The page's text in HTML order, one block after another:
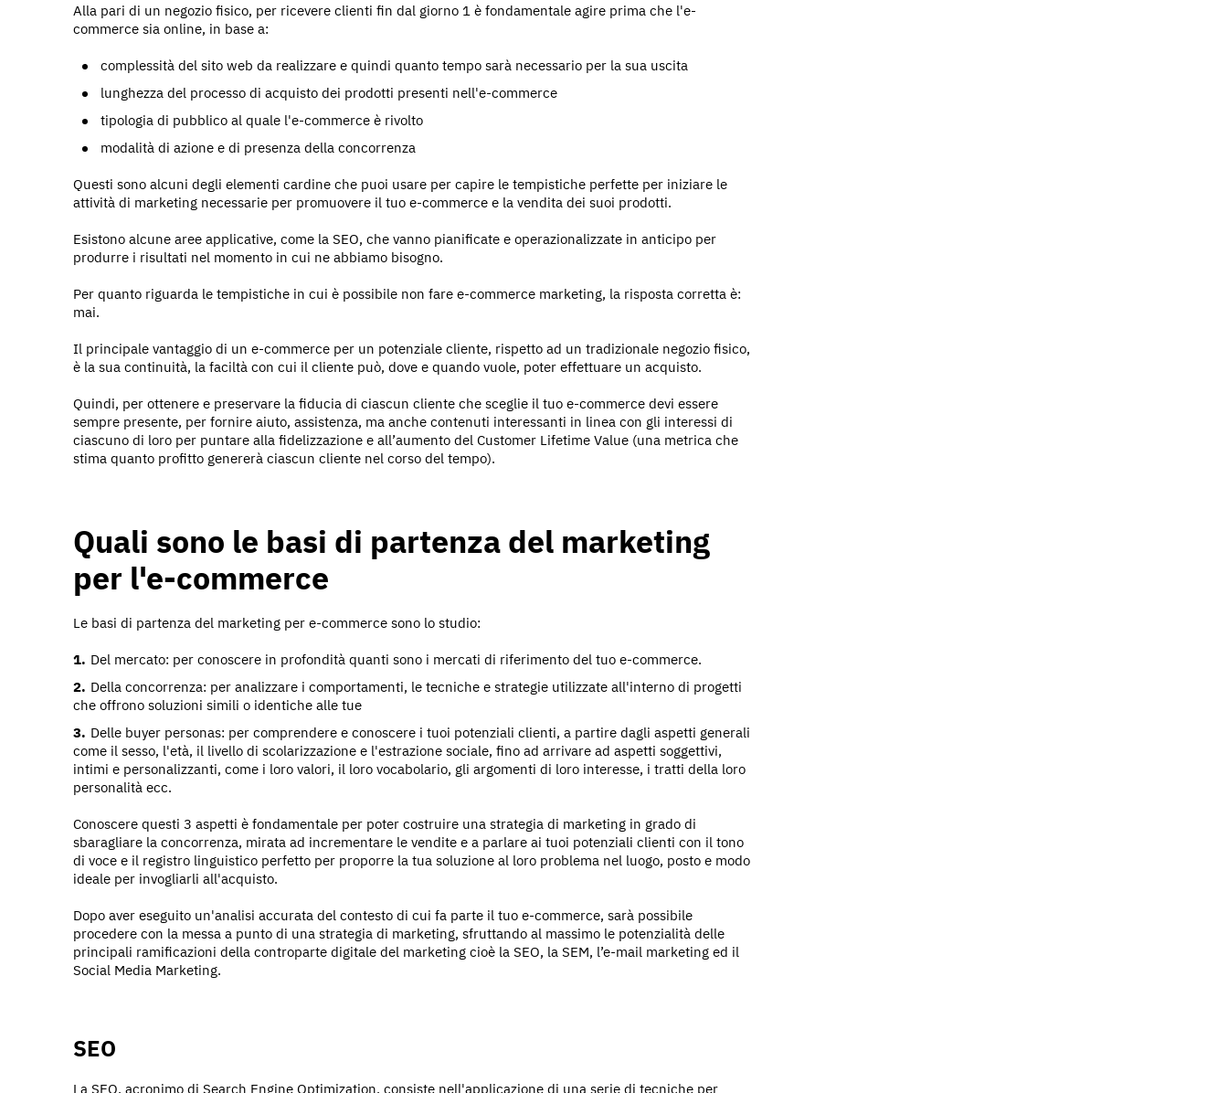
Alla pari di un negozio fisico, per ricevere clienti fin dal giorno 1 è fondamentale agire prima che l'e-
commerce sia online, in base a:
complessità del sito web da realizzare e quindi quanto tempo sarà necessario per la sua uscita
lunghezza del processo di acquisto dei prodotti presenti nell'e-commerce
tipologia di pubblico al quale l'e-commerce è rivolto
modalità di azione e di presenza della concorrenza
Questi sono alcuni degli elementi cardine che puoi usare per capire le tempistiche perfette per iniziare le
attività di marketing necessarie per promuovere il tuo e-commerce e la vendita dei suoi prodotti.
Esistono alcune aree applicative, come la SEO, che vanno pianificate e operazionalizzate in anticipo per
produrre i risultati nel momento in cui ne abbiamo bisogno.
Per quanto riguarda le tempistiche in cui è possibile non fare e-commerce marketing, la risposta corretta è:
mai.
Il principale vantaggio di un e-commerce per un potenziale cliente, rispetto ad un tradizionale negozio fisico,
è la sua continuità, la faciltà con cui il cliente può, dove e quando vuole, poter effettuare un acquisto.
Quindi, per ottenere e preservare la fiducia di ciascun cliente che sceglie il tuo e-commerce devi essere
sempre presente, per fornire aiuto, assistenza, ma anche contenuti interessanti in linea con gli interessi di
ciascuno di loro per puntare alla fidelizzazione e all’aumento del Customer Lifetime Value (una metrica che
stima quanto profitto genererà ciascun cliente nel corso del tempo).
Quali sono le basi di partenza del marketing
per l'e-commerce
Le basi di partenza del marketing per e-commerce sono lo studio:
Del mercato: per conoscere in profondità quanti sono i mercati di riferimento del tuo e-commerce.
Della concorrenza: per analizzare i comportamenti, le tecniche e strategie utilizzate all'interno di progetti
che offrono soluzioni simili o identiche alle tue
Delle buyer personas: per comprendere e conoscere i tuoi potenziali clienti, a partire dagli aspetti generali
come il sesso, l'età, il livello di scolarizzazione e l'estrazione sociale, fino ad arrivare ad aspetti soggettivi,
intimi e personalizzanti, come i loro valori, il loro vocabolario, gli argomenti di loro interesse, i tratti della loro
personalità ecc.
Conoscere questi 3 aspetti è fondamentale per poter costruire una strategia di marketing in grado di
sbaragliare la concorrenza, mirata ad incrementare le vendite e a parlare ai tuoi potenziali clienti con il tono
di voce e il registro linguistico perfetto per proporre la tua soluzione al loro problema nel luogo, posto e modo
ideale per invogliarli all'acquisto.
Dopo aver eseguito un'analisi accurata del contesto di cui fa parte il tuo e-commerce, sarà possibile
procedere con la messa a punto di una strategia di marketing, sfruttando al massimo le potenzialità delle
principali ramificazioni della controparte digitale del marketing cioè la SEO, la SEM, l’e-mail marketing ed il
Social Media Marketing.
SEO
La SEO, acronimo di Search Engine Optimization, consiste nell'applicazione di una serie di tecniche per